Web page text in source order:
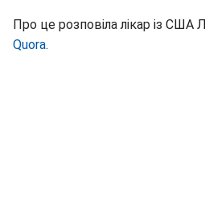
Про це розповіла лікар із США
Quora.